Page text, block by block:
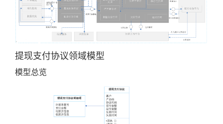
提现支付协议领域模型
模型总览